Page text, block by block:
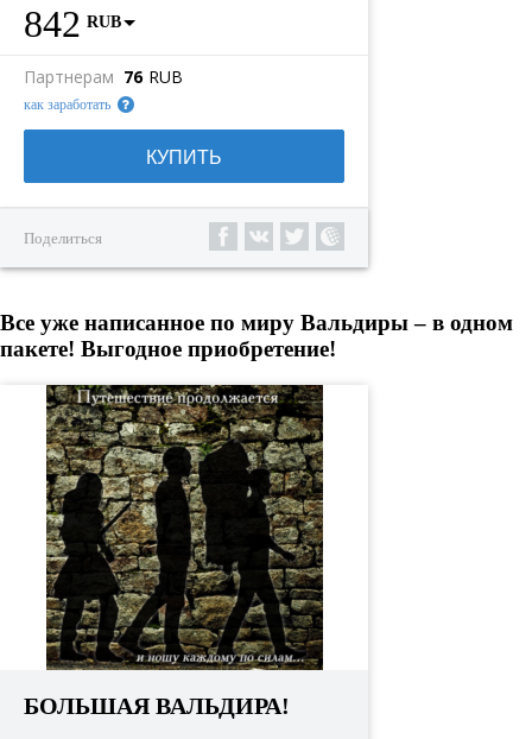
842 RUB
Партнерам 76 RUB
как заработать
КУПИТЬ
Поделиться
Все уже написанное по миру Вальдиры – в одном
пакете! Выгодное приобретение!
БОЛЬШАЯ ВАЛЬДИРА!